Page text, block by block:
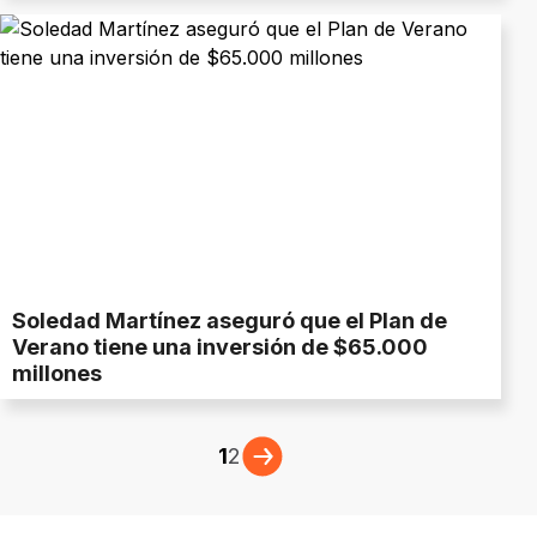
Soledad Martínez aseguró que el Plan de
Verano tiene una inversión de $65.000
millones
12